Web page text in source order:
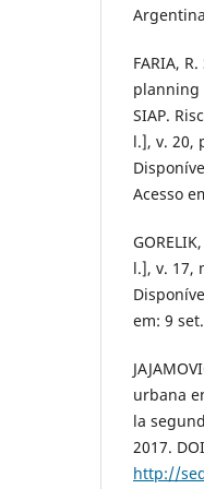
FARIA,
planning
SIAP.
l.], v. 20,
Acesso
l.], v. 17,
em: 9
urbana
la
2017.
http://